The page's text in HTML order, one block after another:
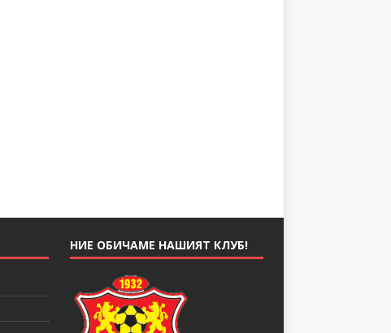
НИЕ ОБИЧАМЕ НАШИЯТ КЛУБ!